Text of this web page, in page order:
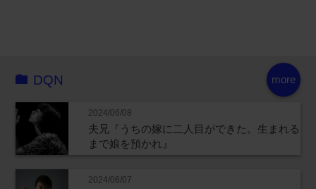
more
DQN
2024/06/08
夫兄『うちの嫁に二人目ができた。生まれる
まで娘を預かれ』
2024/06/07